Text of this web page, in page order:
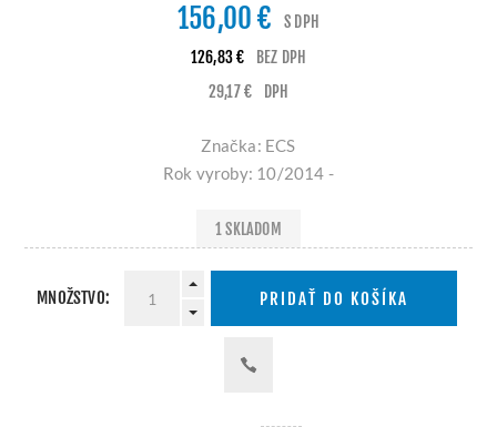
156,00 €
S DPH
126,83 €
BEZ DPH
29,17 €
DPH
Značka: ECS
Rok vyroby: 10/2014 -
1 SKLADOM
MNOŽSTVO: PRIDAŤ DO KOŠÍKA